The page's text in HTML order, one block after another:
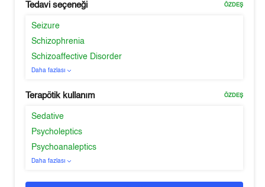
Tedavi seçeneği ÖZDEŞ
Seizure
Schizophrenia
Schizoaffective Disorder
Daha fazlası
Terapötik kullanım ÖZDEŞ
Sedative
Psycholeptics
Psychoanaleptics
Daha fazlası